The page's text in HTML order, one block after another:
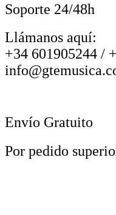
Soporte 24/48h
Llámanos aquí:
+34 601905244 /
Envío Gratuito
Por pedido